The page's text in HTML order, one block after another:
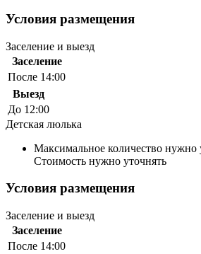
Условия размещения
Заселение и выезд
Заселение
После 14:00
Выезд
До 12:00
Детская люлька
Максимальное количество нужно
Стоимость нужно уточнять
Условия размещения
Заселение и выезд
Заселение
После 14:00